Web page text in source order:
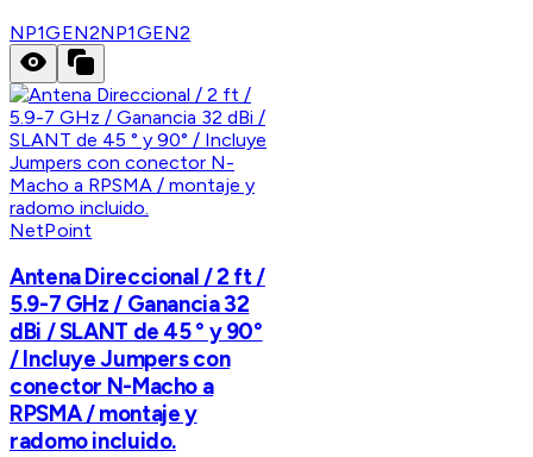
NP1GEN2NP1GEN2
NetPoint
Antena Direccional / 2 ft /
5.9-7 GHz / Ganancia 32
dBi / SLANT de 45 ° y 90°
/ Incluye Jumpers con
conector N-Macho a
RPSMA / montaje y
radomo incluido.